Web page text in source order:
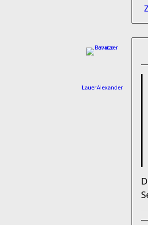
LauerAlexander